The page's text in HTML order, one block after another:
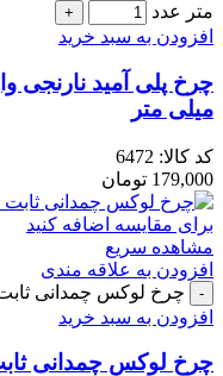
متر عدد
افزودن به سبد خرید
میلی متر
کد کالا: 6472
179,000 تومان
برای مقایسه اضافه کنید
مشاهده سریع
افزودن به علاقه مندی
چرخ لوکس چمدانی ثابت قطر 25
افزودن به سبد خرید
چرخ لوکس چمدانی ثابت قطر 25